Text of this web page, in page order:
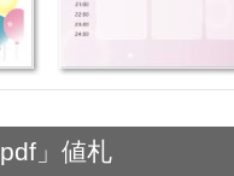
」値札